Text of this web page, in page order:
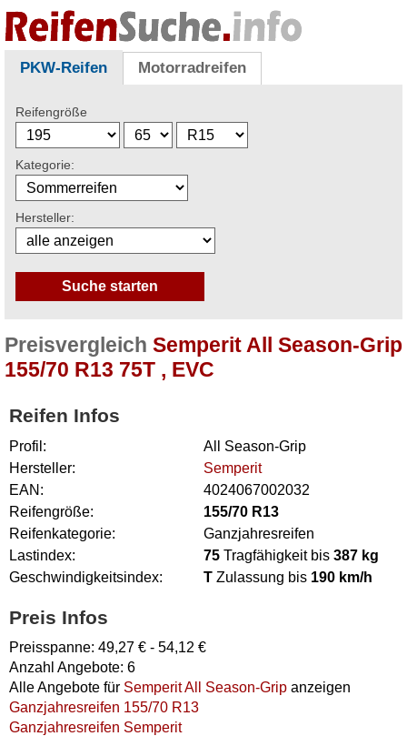
PKW-Reifen Motorradreifen
Reifengröße
Kategorie:
Hersteller:
Preisvergleich Semperit All Season-Grip
155/70 R13 75T , EVC
Reifen Infos
Profil:
All Season-Grip
Hersteller:
Semperit
EAN:
4024067002032
Reifengröße:
155/70 R13
Reifenkategorie:
Ganzjahresreifen
Lastindex:
75 Tragfähigkeit bis 387 kg
Geschwindigkeitsindex:
T Zulassung bis 190 km/h
Preis Infos
Preisspanne: 49,27 € - 54,12 €
Anzahl Angebote: 6
Alle Angebote für Semperit All Season-Grip anzeigen
Ganzjahresreifen 155/70 R13
Ganzjahresreifen Semperit